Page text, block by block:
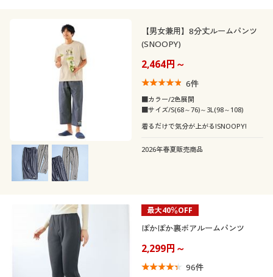
無地
ストライプ
ノルディック柄
幾何学模様
襟・ネック
クルーネック・丸首 ハイネック
ノーカラー
オープンカラー・開
袖
長袖
七分袖
素材
ナイロン コットン・綿100
レース
スウェット
ガーゼ
機能・特徴
シーン
オフィス スポーツ
旅行
ナチュラル ベーシック
カジュアル
着用感
ゆったり
年代
【男女兼用】8分丈ルームパンツ
(SNOOPY)
2,464円～
6件
■カラー/2色展開
■サイズ/S(68～76)～3L(98～108)
着るだけで気分が上がる!SNOOPY!
2026年春夏販売商品
最大40％OFF
ぽかぽか裏ボアルームパンツ
2,299円～
96件